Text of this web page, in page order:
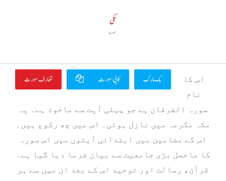
مکی
سورہ
تعارف سورت کاپی سورت بک مارک
اس کا
نام
سورہ الفرقان ہے جو پہلی آیت سے ماخوذ ہے۔ یہ
مکہ مکرمہ میں نازل ہوئی۔ اس میں چھ رکوع ہیں۔
اس کے مضامین میں ابتدائی آیتوں میں اس سورہ
کا ماحصل بڑی جامعیت سے بیان فرما دیا گیا ہے۔
قرآن، رسالت اور توحید اس کے بعد ان میں سے ہر